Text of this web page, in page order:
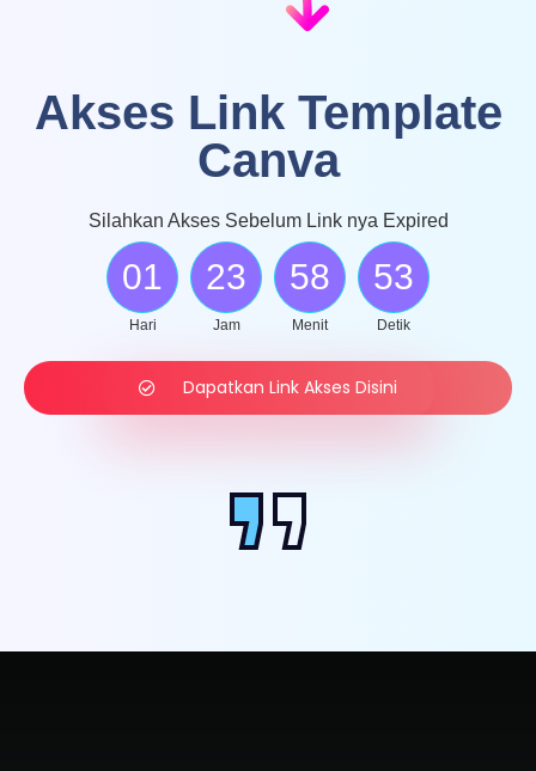
Akses Link Template
Canva
Silahkan Akses Sebelum Link nya Expired
01
Hari
23
Jam
58
Menit
52
Detik
Dapatkan Link Akses Disini